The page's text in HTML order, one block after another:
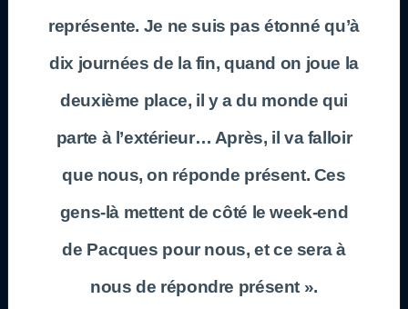
représente. Je ne suis pas étonné qu’à
dix journées de la fin, quand on joue la
deuxième place, il y a du monde qui
parte à l’extérieur… Après, il va falloir
que nous, on réponde présent. Ces
gens-là mettent de côté le week-end
de Pacques pour nous, et ce sera à
nous de répondre présent ».